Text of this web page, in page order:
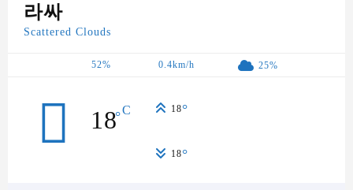
라싸
Scattered Clouds
52% 0.4km/h 25%
18°C 18°
18°